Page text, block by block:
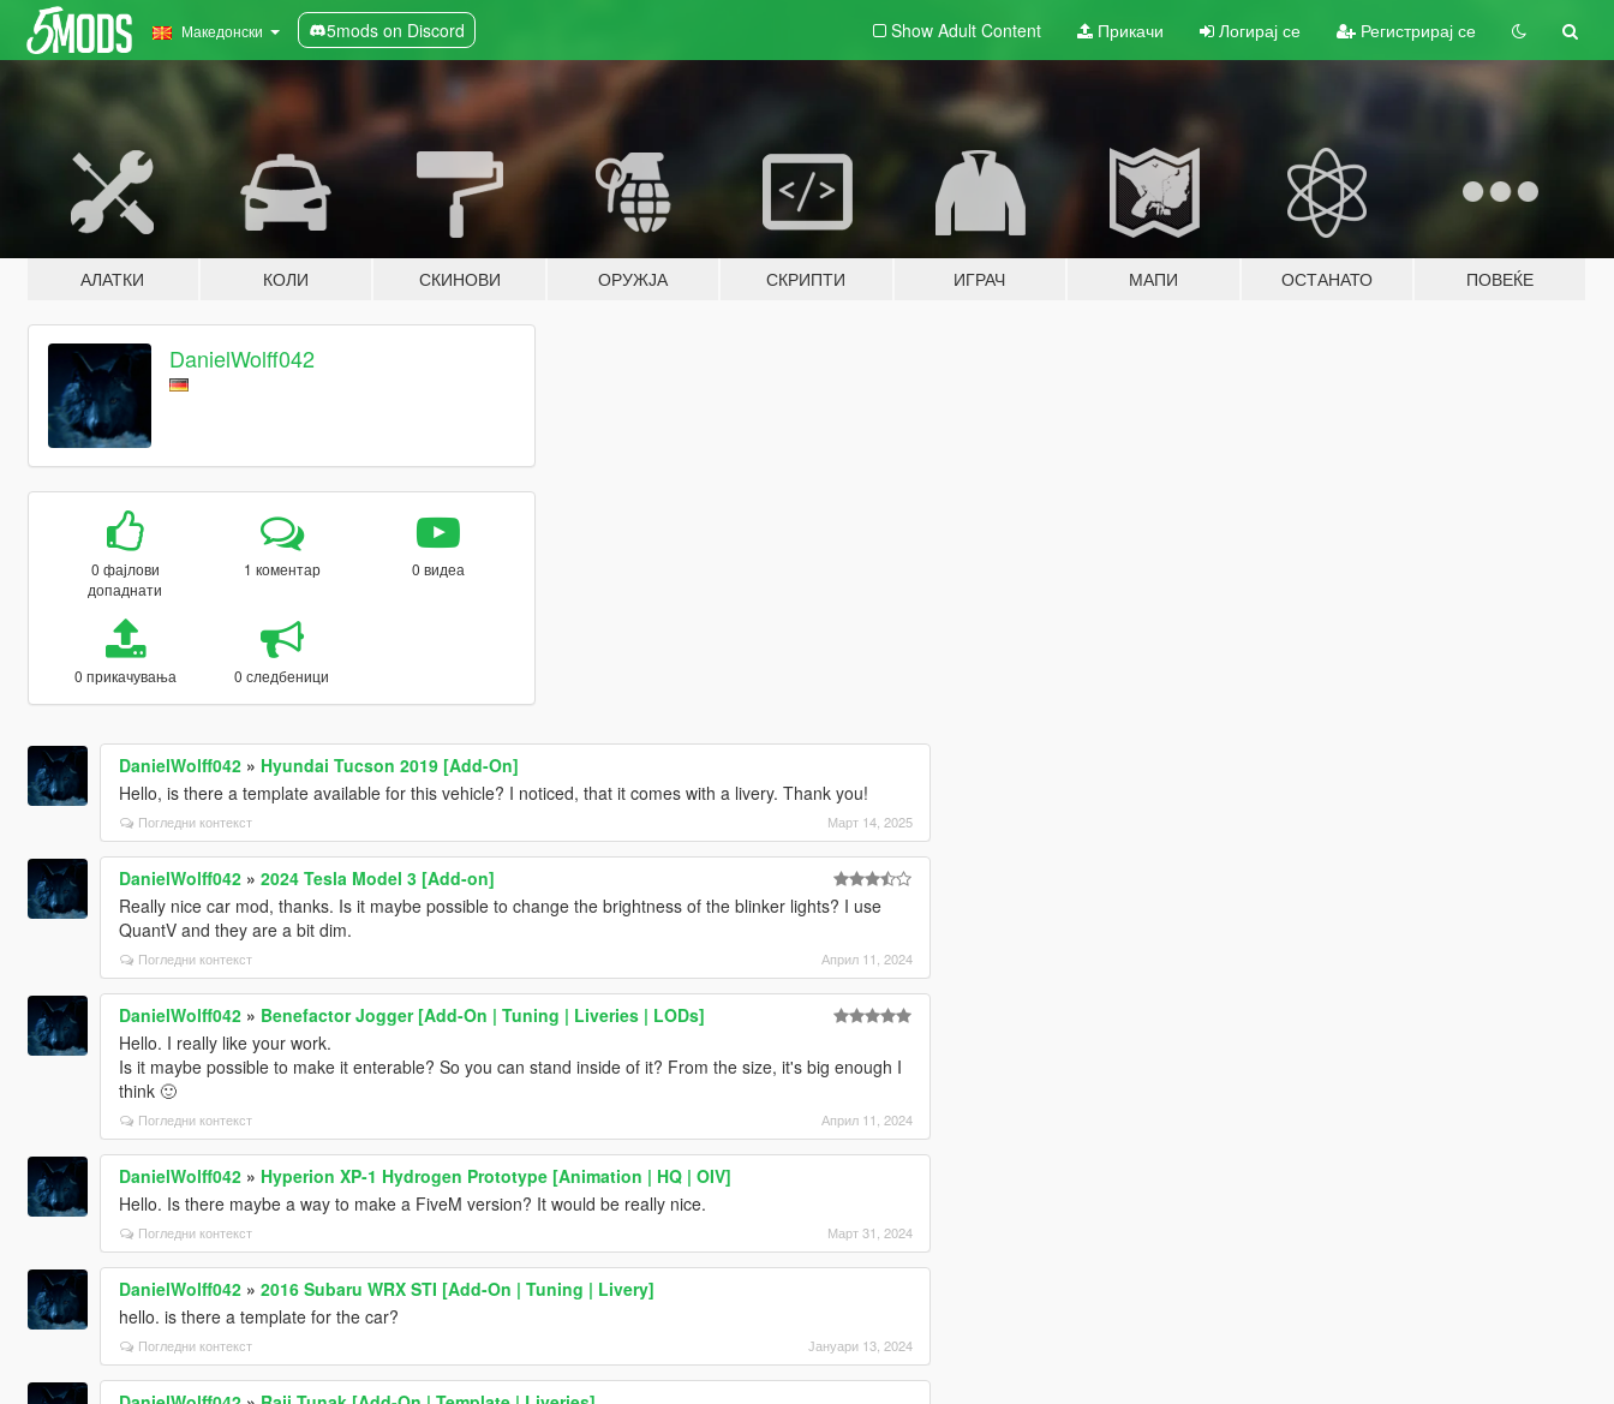
Македонски 5mods on Discord Show Adult Content Прикачи Логирај се Регистрирај се
АЛАТКИ КОЛИ СКИНОВИ ОРУЖЈА СКРИПТИ ИГРАЧ МАПИ ОСТАНАТО ПОВЕЌЕ
DanielWolff042
0 фајлови
допаднати
1 коментар 0 видеа
0 прикачувања 0 следбеници
DanielWolff042» Hyundai Tucson 2019 [Add-On]
Hello, is there a template available for this vehicle? I noticed, that it comes with a livery. Thank you!
Погледни контекст Март 14, 2025
DanielWolff042» 2024 Tesla Model 3 [Add-on]
Really nice car mod, thanks. Is it maybe possible to change the brightness of the blinker lights? I use
QuantV and they are a bit dim.
Погледни контекст Април 11, 2024
DanielWolff042» Benefactor Jogger [Add-On | Tuning | Liveries | LODs]
Hello. I really like your work.
Is it maybe possible to make it enterable? So you can stand inside of it? From the size, it's big enough I
think 🙂
Погледни контекст Април 11, 2024
DanielWolff042» Hyperion XP-1 Hydrogen Prototype [Animation | HQ | OIV]
Hello. Is there maybe a way to make a FiveM version? It would be really nice.
Погледни контекст Март 31, 2024
DanielWolff042» 2016 Subaru WRX STI [Add-On | Tuning | Livery]
hello. is there a template for the car?
Погледни контекст Јануари 13, 2024